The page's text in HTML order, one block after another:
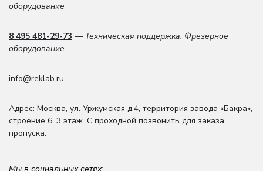
оборудование
8 495 481-29-73 — Техническая поддержка. Фрезерное
оборудование
info@reklab.ru
Адрес: Москва, ул. Уржумская д.4, территория завода «Бакра»,
строение 6, 3 этаж. С проходной позвонить для заказа
пропуска.